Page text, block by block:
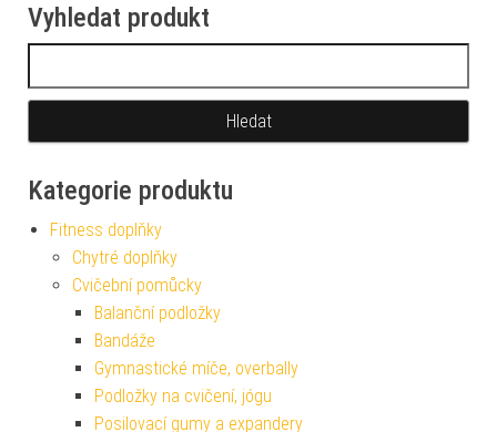
Vyhledat produkt
Kategorie produktu
Fitness doplňky
Chytré doplňky
Cvičební pomůcky
Balanční podložky
Bandáže
Gymnastické míče, overbally
Podložky na cvičení, jógu
Posilovací gumy a expandery